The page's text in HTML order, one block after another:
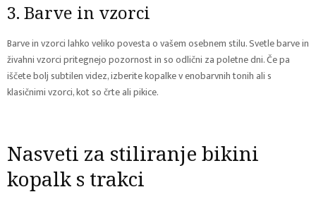
3. Barve in vzorci
Barve in vzorci lahko veliko povesta o vašem osebnem stilu. Svetle barve in
živahni vzorci pritegnejo pozornost in so odlični za poletne dni. Če pa
iščete bolj subtilen videz, izberite kopalke v enobarvnih tonih ali s
klasičnimi vzorci, kot so črte ali pikice.
Nasveti za stiliranje bikini
kopalk s trakci